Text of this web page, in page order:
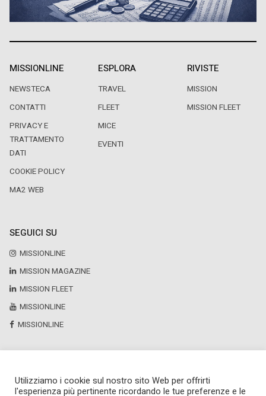
MISSIONLINE
NEWSTECA
CONTATTI
PRIVACY E
TRATTAMENTO
DATI
COOKIE POLICY
MA2 WEB
ESPLORA
TRAVEL
FLEET
MICE
EVENTI
RIVISTE
MISSION
MISSION FLEET
SEGUICI SU
MISSIONLINE
MISSION MAGAZINE
MISSION FLEET
MISSIONLINE
MISSIONLINE
Copyright © 2025 by Newsteca
P.Iva 13171520151
Utilizziamo i cookie sul nostro sito Web per offrirti
l'esperienza più pertinente ricordando le tue preferenze e le